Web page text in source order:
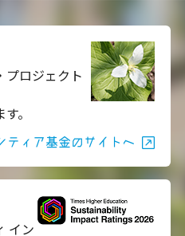
プロジェクト
。
ティア基金のサイトへ
イン